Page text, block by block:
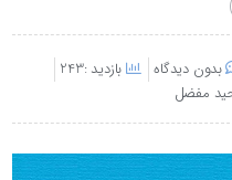
دیدگاه
بازدید :243
مفضل